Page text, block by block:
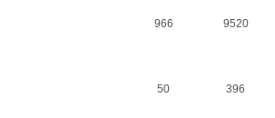
966 9520
50 396